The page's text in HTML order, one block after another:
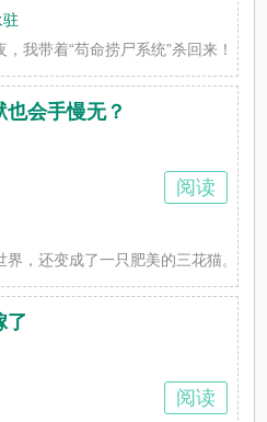
，我带着“苟命捞尸系统”杀回来！
会手慢无？
界，还变成了一只肥美的三花猫。
阅读
了
阅读